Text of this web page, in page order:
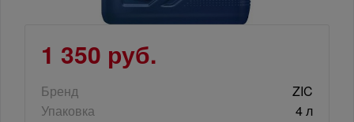
1 350 руб.
Бренд
ZIC
Упаковка
4 л